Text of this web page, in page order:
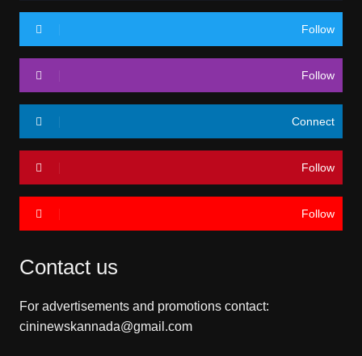
Follow
Follow
Connect
Follow
Follow
Contact us
For advertisements and promotions contact:
cininewskannada@gmail.com